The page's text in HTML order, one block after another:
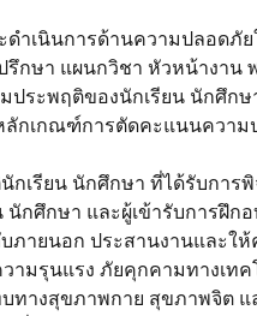
ดําเนินการด้านความปลอดภั
กษา แผนกวิชา หัวหน้างาน
ระพฤติของนักเรียน นักศึกษ
ลักเกณฑ์การตัดคะแนนควา
นักเรียน นักศึกษา ที่ได้รับกา
นักศึกษา และผู้เข้ารับการฝึก
ภายนอก ประสานงานและใ
ามรุนแรง ภัยคุกคามทางเทค
ทางสุขภาพกาย สุขภาพจิต แ